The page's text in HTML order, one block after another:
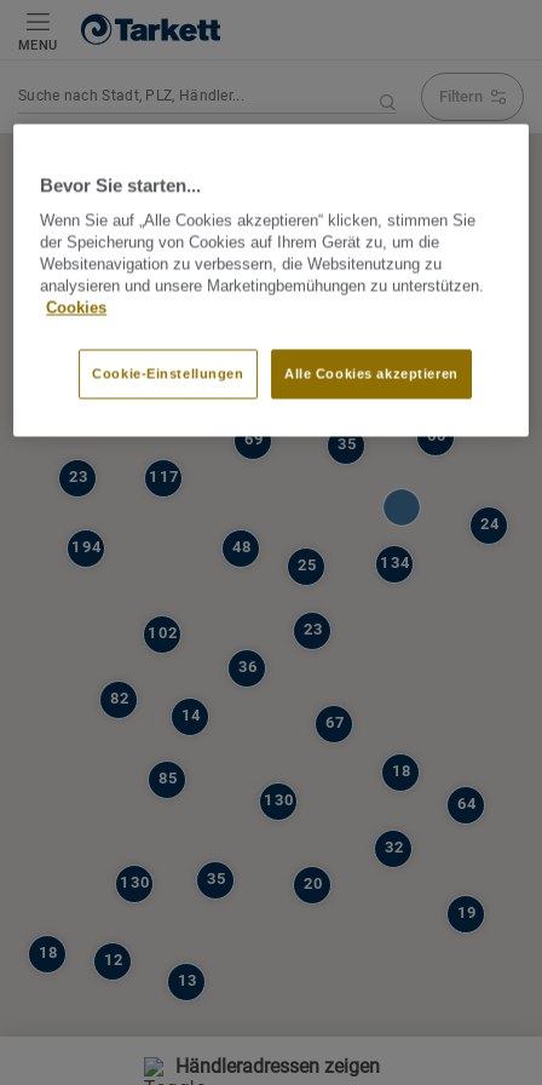
MENU
Filtern
85
194
77
117
130
39
64
67
82
36
130
69
134
23
35
35
102
19
23
48
14
60
12
18
32
13
20
24
25
18
Händleradressen zeigen
Bevor Sie starten...
Wenn Sie auf „Alle Cookies akzeptieren“ klicken, stimmen Sie
der Speicherung von Cookies auf Ihrem Gerät zu, um die
Websitenavigation zu verbessern, die Websitenutzung zu
analysieren und unsere Marketingbemühungen zu unterstützen.
Cookies
Alle Cookies akzeptieren
Cookie-Einstellungen